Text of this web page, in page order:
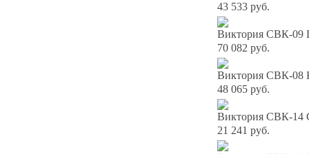
43 533 руб.
Виктория СВК-09
70 082 руб.
Виктория СВК-08
48 065 руб.
Виктория СВК-14
21 241 руб.